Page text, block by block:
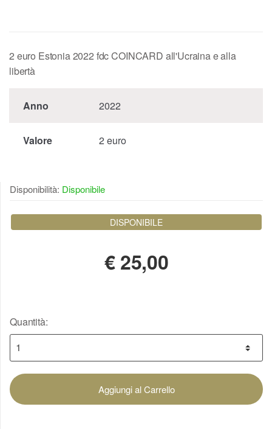
2 euro Estonia 2022 fdc COINCARD all'Ucraina e alla
libertà
Anno 2022
Valore 2 euro
Disponibilità: Disponibile
DISPONIBILE
€25,00
Quantità:
Aggiungi al Carrello